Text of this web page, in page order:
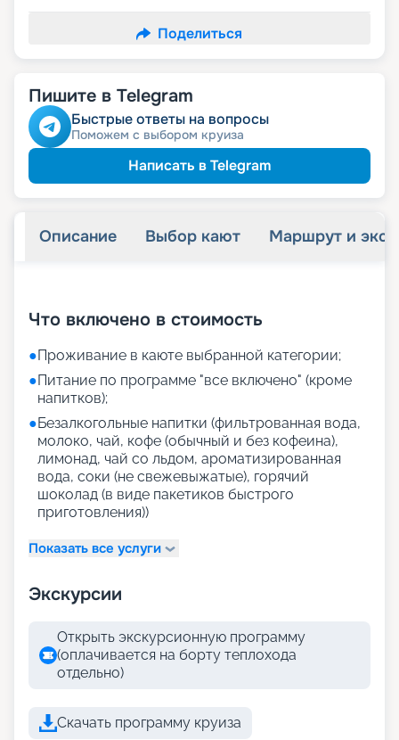
Поделиться
Пишите в Telegram
Быстрые ответы на вопросы
Поможем с выбором круиза
Написать в Telegram
Описание Выбор кают Маршрут и
Что включено в стоимость
●Проживание в каюте выбранной категории;
●Питание по программе "все включено" (кроме
напитков);
●Безалкогольные напитки (фильтрованная вода,
молоко, чай, кофе (обычный и без кофеина),
лимонад, чай со льдом, ароматизированная
вода, соки (не свежевыжатые), горячий
шоколад (в виде пакетиков быстрого
приготовления))
Показать все услуги
Экскурсии
Открыть экскурсионную программу
(оплачивается на борту теплохода
отдельно)
Скачать программу круиза